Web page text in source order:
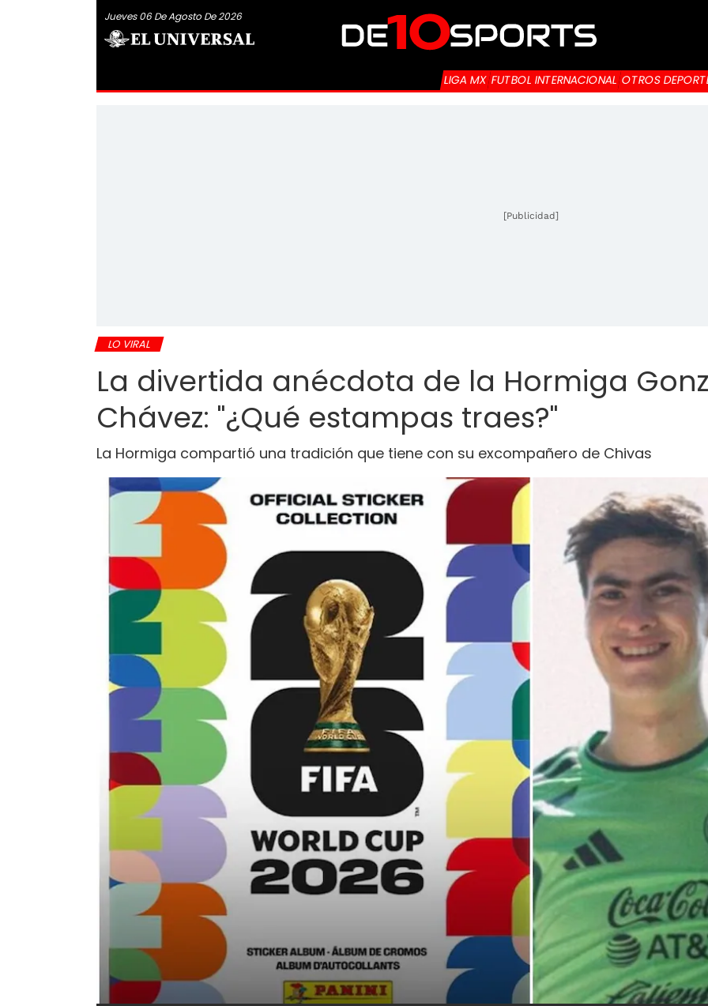
Jueves 06 De Agosto De 2026
LIGA MX FUTBOL INTERNACIONAL OTROS
[Publicidad]
LO VIRAL
La divertida anécdota de la Hormiga
Chávez: "¿Qué estampas traes?"
La Hormiga compartió una tradición que tiene con su excompañero de Chivas